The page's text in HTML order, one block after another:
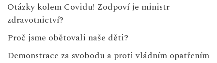
Otázky kolem Covidu! Zodpoví je ministr
zdravotnictví?
Proč jsme obětovali naše děti?
Demonstrace za svobodu a proti vládním opatřením